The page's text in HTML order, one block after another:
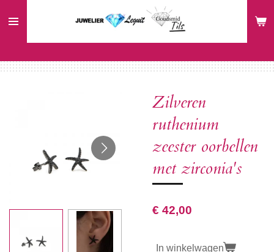
direct
hoofdinhoud
Zilveren
ruthenium
zeester oorbellen
met zirconia's
€ 42,00
In winkelwagen